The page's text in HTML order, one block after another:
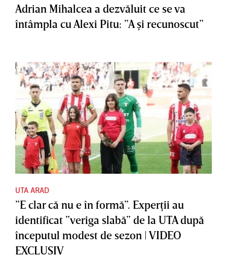
Adrian Mihalcea a dezvăluit ce se va
întâmpla cu Alexi Pitu: ”A şi recunoscut”
UTA ARAD
”E clar că nu e în formă”. Experţii au
identificat ”veriga slabă” de la UTA după
începutul modest de sezon | VIDEO
EXCLUSIV